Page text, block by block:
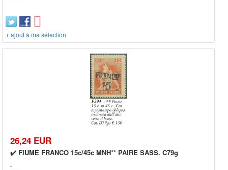
+ ajout à ma sélection
26,24 EUR
✔️ FIUME FRANCO 15c/45c MNH** PAIRE SASS. C79g